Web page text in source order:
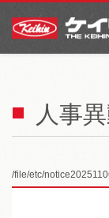
人事
/file/etc/